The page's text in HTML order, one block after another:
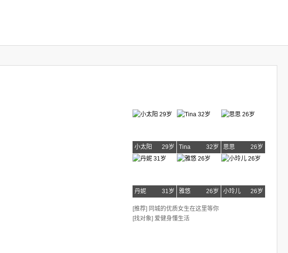
小太阳 29岁 Tina 32岁 思思 26岁
丹妮 31岁 雅悠 26岁 小玲儿 26岁
[推荐] 同城的优质女生在这里等你
[找对象] 爱健身懂生活